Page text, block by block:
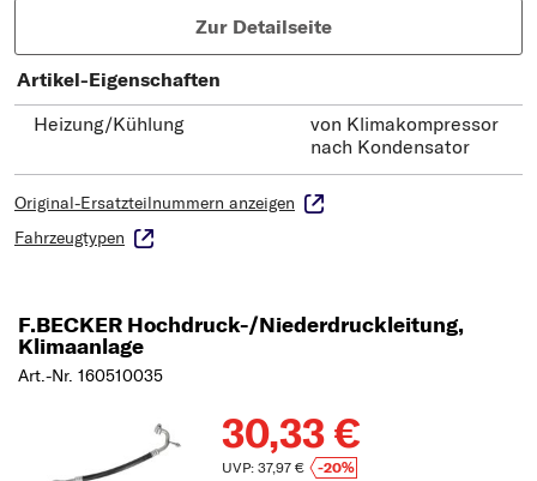
Zur Detailseite
Artikel-Eigenschaften
Heizung/Kühlung
von Klimakompressor
nach Kondensator
Original-Ersatzteilnummern anzeigen
Fahrzeugtypen
F.BECKER Hochdruck-/Niederdruckleitung,
Klimaanlage
Art.-Nr. 160510035
30,33 €
UVP: 37,97 €
-20%